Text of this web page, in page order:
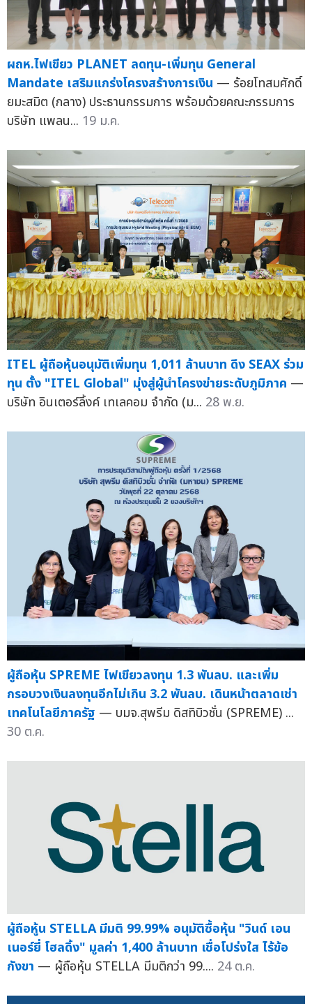
ผถห.ไฟเขียว PLANET ลดทุน-เพิ่มทุน General
Mandate เสริมแกร่งโครงสร้างการเงิน — ร้อยโทสมศักดิ์
ยมะสมิต (กลาง) ประธานกรรมการ พร้อมด้วยคณะกรรมการ
บริษัท แพลน... 19 ม.ค.
ITEL ผู้ถือหุ้นอนุมัติเพิ่มทุน 1,011 ล้านบาท ดึง SEAX ร่วม
ทุน ตั้ง "ITEL Global" มุ่งสู่ผู้นำโครงข่ายระดับภูมิภาค —
บริษัท อินเตอร์ลิ้งค์ เทเลคอม จำกัด (ม... 28 พ.ย.
ผู้ถือหุ้น SPREME ไฟเขียวลงทุน 1.3 พันลบ. และเพิ่ม
กรอบวงเงินลงทุนอีกไม่เกิน 3.2 พันลบ. เดินหน้าตลาดเช่า
เทคโนโลยีภาครัฐ — บมจ.สุพรีม ดิสทิบิวชั่น (SPREME) ...
30 ต.ค.
ผู้ถือหู้น STELLA มีมติ 99.99% อนุมัติซื้อหุ้น "วินด์ เอน
เนอร์ยี่ โฮลดิ้ง" มูลค่า 1,400 ล้านบาท เชื่อโปร่งใส ไร้ข้อ
กังขา — ผู้ถือหุ้น STELLA มีมติกว่า 99.... 24 ต.ค.